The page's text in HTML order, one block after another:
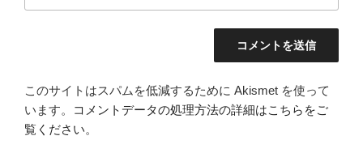
このサイトはスパムを低減するために Akismet を使って
います。
コメントデータの処理方法の詳細はこちらをご
覧ください。